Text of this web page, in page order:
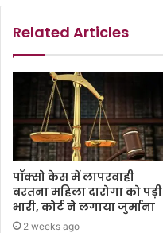
Related Articles
पॉक्सो केस में लापरवाही
बरतना महिला दारोगा को पड़ी
भारी, कोर्ट ने लगाया जुर्माना
2 weeks ago